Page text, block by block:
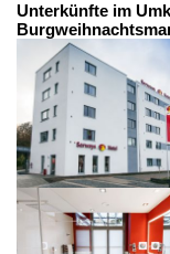
Unterkünfte im